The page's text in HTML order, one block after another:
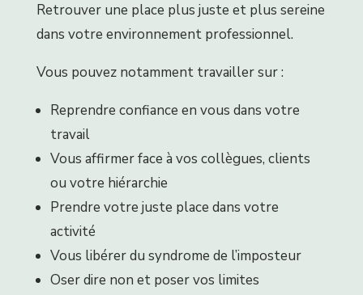
Retrouver une place plus juste et plus sereine
dans votre environnement professionnel.
Vous pouvez notamment travailler sur :
Reprendre confiance en vous dans votre
travail
Vous affirmer face à vos collègues, clients
ou votre hiérarchie
Prendre votre juste place dans votre
activité
Vous libérer du syndrome de l’imposteur
Oser dire non et poser vos limites